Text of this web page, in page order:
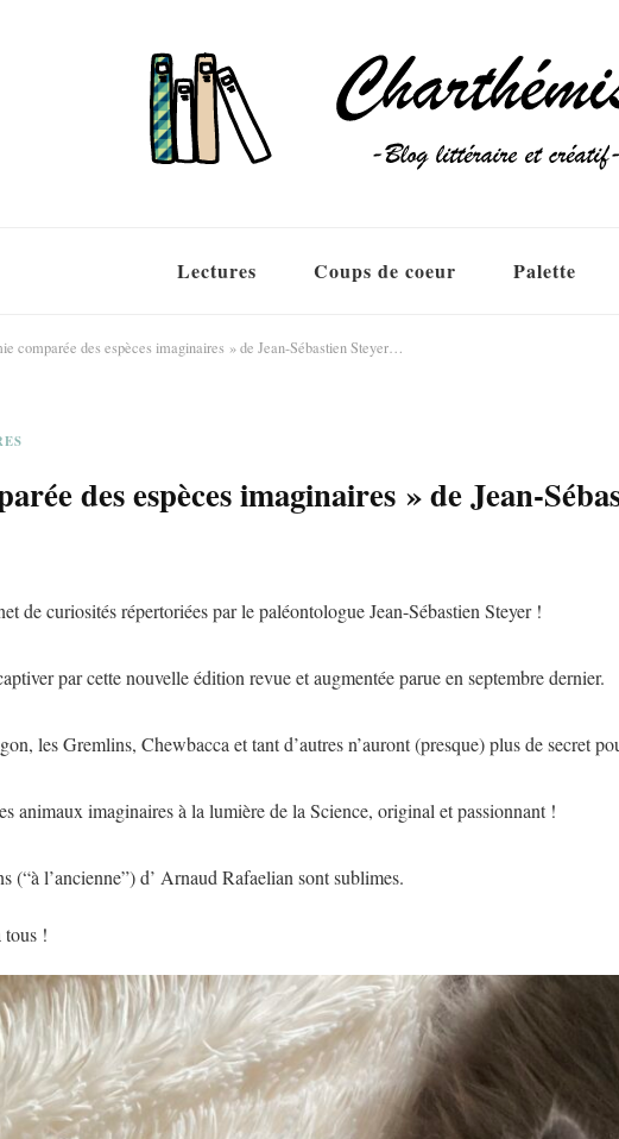
Lectures Coups de coeur Palette
comparée des espèces imaginaires » de Jean-Sébastien Steyer…
des espèces imaginaires » de Jean-
de curiosités répertoriées par le paléontologue Jean-Sébastien Steyer !
par cette nouvelle édition revue et augmentée parue en septembre dernier.
les Gremlins, Chewbacca et tant d’autres n’auront (presque) plus de secret
animaux imaginaires à la lumière de la Science, original et passionnant !
(“à l’ancienne”) d’ Arnaud Rafaelian sont sublimes.
tous !